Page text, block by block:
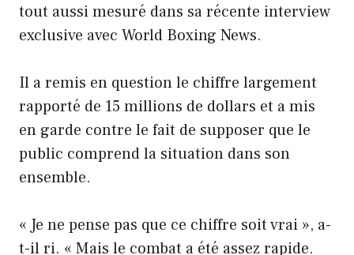
tout aussi mesuré dans sa récente interview
exclusive avec World Boxing News.
Il a remis en question le chiffre largement
rapporté de 15 millions de dollars et a mis
en garde contre le fait de supposer que le
public comprend la situation dans son
ensemble.
« Je ne pense pas que ce chiffre soit vrai », a-
t-il ri. « Mais le combat a été assez rapide.